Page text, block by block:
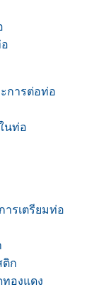
การต่อท่อ
นท่อ
ารเตรียมท่อ
ติก
องแดง